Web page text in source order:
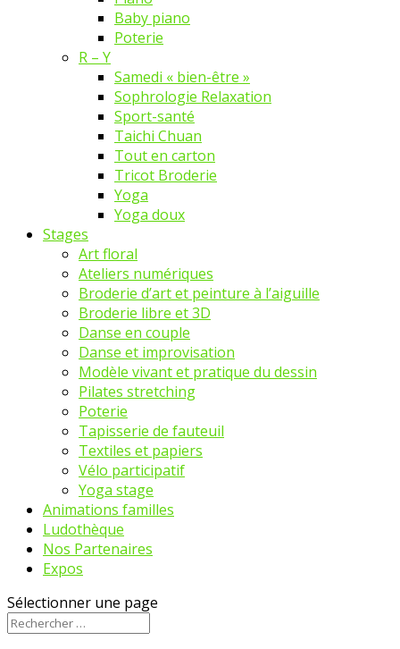
Baby piano
Poterie
R – Y
Samedi « bien-être »
Sophrologie Relaxation
Sport-santé
Taichi Chuan
Tout en carton
Tricot Broderie
Yoga
Yoga doux
Stages
Art floral
Ateliers numériques
Broderie d’art et peinture à l’aiguille
Broderie libre et 3D
Danse en couple
Danse et improvisation
Modèle vivant et pratique du dessin
Pilates stretching
Poterie
Tapisserie de fauteuil
Textiles et papiers
Vélo participatif
Yoga stage
Animations familles
Ludothèque
Nos Partenaires
Expos
Sélectionner une page